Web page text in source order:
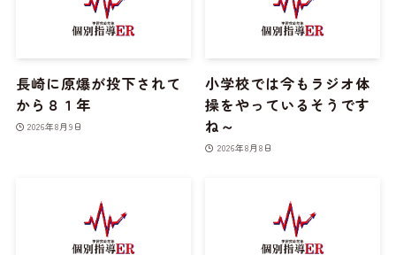
長崎に原爆が投下されて
から８１年
2026年8月9日
小学校では今もラジオ体
操をやっているそうです
ね～
2026年8月8日